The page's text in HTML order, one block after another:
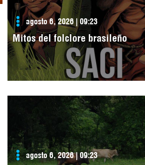
agosto 6, 2026 | 09:23
Mitos del folclore brasileño
agosto 6, 2026 | 09:23